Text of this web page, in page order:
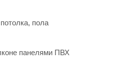
пола
панелями ПВХ